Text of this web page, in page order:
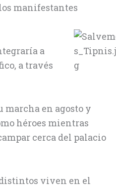
manifestantes
a
a través
en agosto y
héroes mientras
cerca del palacio
viven en el